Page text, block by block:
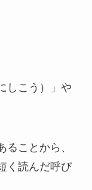
しこう）」や
ることから、
く読んだ呼び